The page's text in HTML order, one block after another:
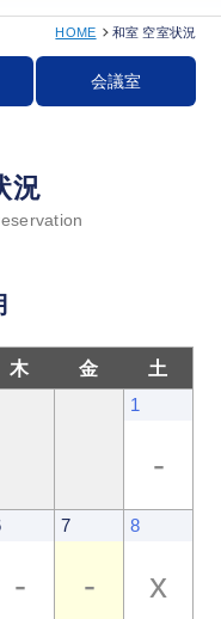
HOME 和室 空室状況
会議室
況
木 金 土
1
-
-
7
-
8
x